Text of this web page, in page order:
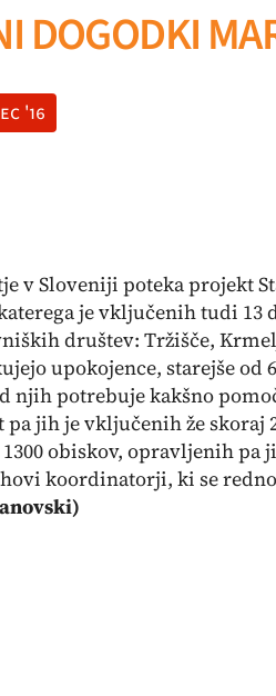
DOGODKI
'16
v Sloveniji poteka projekt
je vključenih tudi 13
društev: Tržišče,
upokojence, starejše od
njih potrebuje kakšno
pa jih je vključenih že skoraj
obiskov, opravljenih pa
koordinatorji, ki se